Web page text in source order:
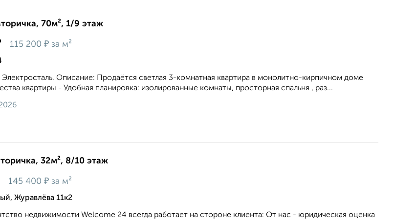
70м², 1/9 этаж
115 200 ₽ за м²
Описание: Продаётся светлая 3-комнатная квартира в монолитно-кирпичном доме
квартиры - Удобная планировка: изолированные комнаты, просторная спальня , раз...
32м², 8/10 этаж
145 400 ₽ за м²
Журавлёва 11к2
недвижимости Welcome 24 всегда работает на стороне клиента: От нас - юридическая оценка